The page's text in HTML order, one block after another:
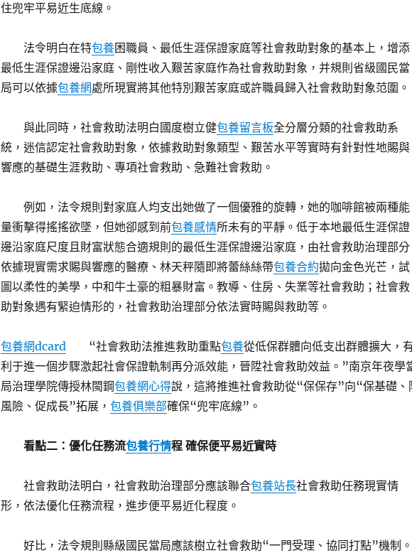
住兜牢平易近生底線。
法令明白在特包養困職員、最低生涯保證家庭等社會救助對象的基本上，增添
最低生涯保證邊沿家庭、剛性收入艱苦家庭作為社會救助對象，并規則省級國民當
局可以依據包養網處所現實將其他特別艱苦家庭或許職員歸入社會救助對象范圍。
與此同時，社會救助法明白國度樹立健包養留言板全分層分類的社會救助系
統，迷信認定社會救助對象，依據救助對象類型、艱苦水平等實時有針對性地賜與
響應的基礎生涯救助、專項社會救助、急難社會救助。
例如，法令規則對家庭人均支出她做了一個優雅的旋轉，她的咖啡館被兩種能
量衝擊得搖搖欲墜，但她卻感到前包養感情所未有的平靜。低于本地最低生涯保證
邊沿家庭尺度且財富狀態合適規則的最低生涯保證邊沿家庭，由社會救助治理部分
依據現實需求賜與響應的醫療、林天秤隨即將蕾絲絲帶包養合約拋向金色光芒，試
圖以柔性的美學，中和牛土豪的粗暴財富。教導、住房、失業等社會救助；社會救
助對象遇有緊迫情形的，社會救助治理部分依法實時賜與救助等。
包養網dcard“社會救助法推進救助重點包養從低保群體向低支出群體擴大，
利于進一個步驟激起社會保證軌制再分派效能，晉陞社會救助效益。”南京年夜學
局治理學院傳授林閩鋼包養網心得說，這將推進社會救助從“保保存”向“保基礎、
風險、促成長”拓展， 包養俱樂部確保“兜牢底線”。
看點二：優化任務流包養行情程 確保便平易近實時
社會救助法明白，社會救助治理部分應該聯合包養站長社會救助任務現實情
形，依法優化任務流程，進步便平易近化程度。
好比，法令規則縣級國民當局應該樹立社會救助“一門受理、協同打點”機制。